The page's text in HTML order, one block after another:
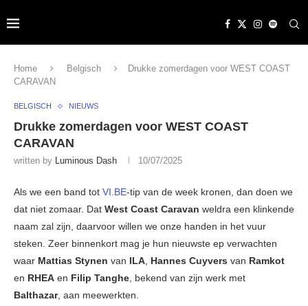
Home Belgisch
Drukke zomerdagen voor WEST COAST
CARAVAN
BELGISCH NIEUWS
Drukke zomerdagen voor WEST COAST
CARAVAN
written by Luminous Dash 10/07/2025
Als we een band tot VI.BE-tip van de week kronen, dan doen we
dat niet zomaar. Dat West Coast Caravan weldra een klinkende
naam zal zijn, daarvoor willen we onze handen in het vuur
steken. Zeer binnenkort mag je hun nieuwste ep verwachten
waar Mattias Stynen van ILA, Hannes Cuyvers van Ramkot
en RHEA en Filip Tanghe, bekend van zijn werk met
Balthazar, aan meewerkten.